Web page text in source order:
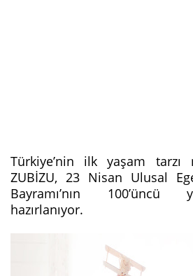
Türkiye’nin ilk yaşam tarzı
ZUBİZU, 23 Nisan Ulusal
Bayramı’nın 100’üncü
hazırlanıyor.